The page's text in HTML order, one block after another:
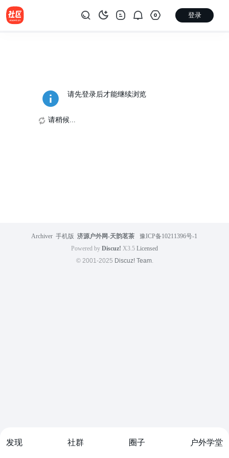
发现 社群 圈子 户外学堂
登录
请先登录后才能继续浏览
请稍候...
Archiver 手机版 济源户外网-天韵茗茶
豫ICP备10211396号-1
Powered by Discuz! X3.5 Licensed
© 2001-2025 Discuz! Team.